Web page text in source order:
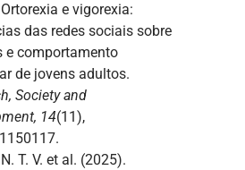
e vigorexia:
das redes sociais sobre
e comportamento
de jovens adultos.
Society and
14(11),
T. V. et al. (2025).